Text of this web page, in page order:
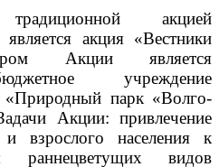
акцией
акция «Вестники
Акции является
учреждение
«Природный парк «Волго-
Акции: привлечение
взрослого населения к
раннецветущих видов